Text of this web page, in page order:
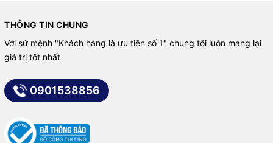
THÔNG TIN CHUNG
Với sứ mệnh "Khách hàng là ưu tiên số 1" chúng tôi luôn mang lại
giá trị tốt nhất
0901538856